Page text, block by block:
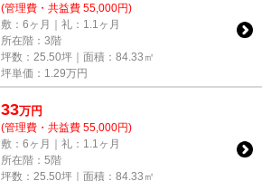
(管理費・共益費 55,000円)
敷：6ヶ月｜礼：1.1ヶ月
所在階：3階
坪数：25.50坪｜面積：84.33㎡
坪単価： 1.29万円
33万円
(管理費・共益費 55,000円)
敷：6ヶ月｜礼：1.1ヶ月
所在階：5階
坪数：25.50坪｜面積：84.33㎡